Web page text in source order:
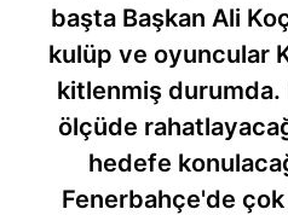
başta Başkan Ali
kulüp ve oyuncular
kitlenmiş durumda.
ölçüde
hedefe
Fenerbahçe'de çok